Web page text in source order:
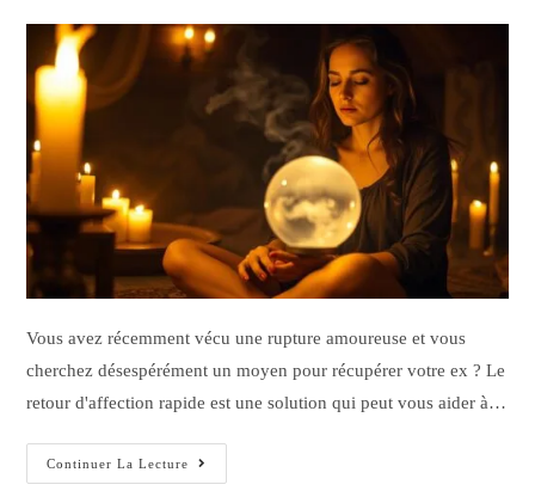
Vous avez récemment vécu une rupture amoureuse et vous
cherchez désespérément un moyen pour récupérer votre ex ? Le
retour d'affection rapide est une solution qui peut vous aider à…
Continuer La Lecture